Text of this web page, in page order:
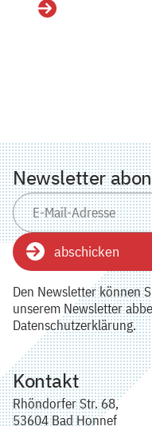
Details
Newsletter
abschicken
Den Newsletter können
unserem Newsletter
Datenschutzerklärung.
Kontakt
Rhöndorfer Str. 68,
53604 Bad Honnef